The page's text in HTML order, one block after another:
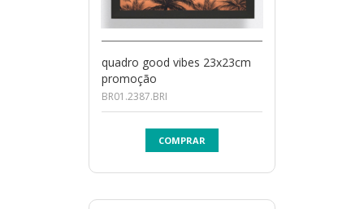
quadro good vibes 23x23cm
promoção
BR01.2387.BRI
COMPRAR